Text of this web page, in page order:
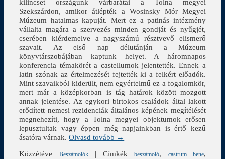
kilincset országunk várbarátai a Tolna megyei
Szekszárdon, amikor átlépték a Wosinsky Mór Megyei
Múzeum hatalmas kapuját. Mert ez a patinás intézmény
vállalta magára a szervezés minden gondját és nyűgjét,
cserében kiérdemelve a nagyszámú résztvevő elismerő
szavait. Az első nap délutánján a Múzeum
könyvtárszobájában kaptunk helyet. A háromnapos
konferencia témakörét a castellumok jelentették. Ennek a
latin szónak az értelmezését fejtették ki a felkért előadók.
Mint szavaikból kiderült, nem egyértelmű ez a fogalomkör,
mert már a középkorban is tág határok között mozgott
annak jelentése. Az egykori birtokos családok által lakott
erődített nemesi rezidenciák általános képének megítélését
megnehezíti, hogy a Tolna megyei objektumok erősen
lepusztultak vagy éppen még napjainkban is értő kezű
ásatóra várnak.Olvasd tovább →
Közzétéve
Beszámolók|Címkék beszámoló, castrum bene,